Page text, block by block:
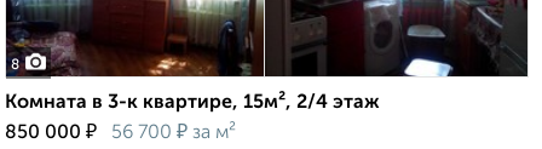
8
Комната в 3-к квартире, 15м², 2/4 этаж
850 000 ₽ 56 700 ₽ за м²